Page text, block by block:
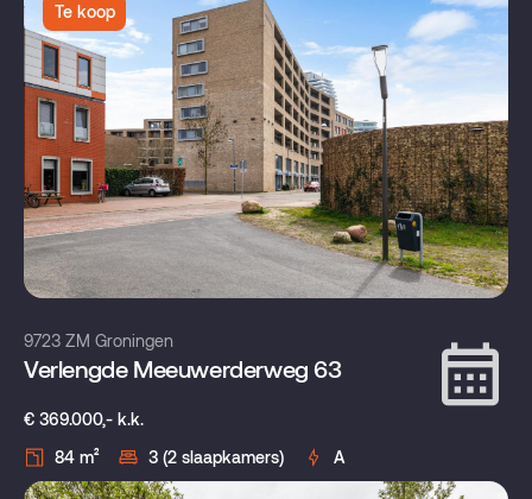
Te koop
9723 ZM Groningen
Verlengde Meeuwerderweg 63
€ 369.000,- k.k.
84 m²
3 (2 slaapkamers) A